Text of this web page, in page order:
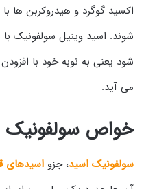
اکسید گوگرد و هیدروکربن ها
شوند. اسید وینیل سولفونیک با
شود یعنی به نوبه خود با
می آید.
خواص سولفونیک
سولفونیک اسید، جزو اسیدهای